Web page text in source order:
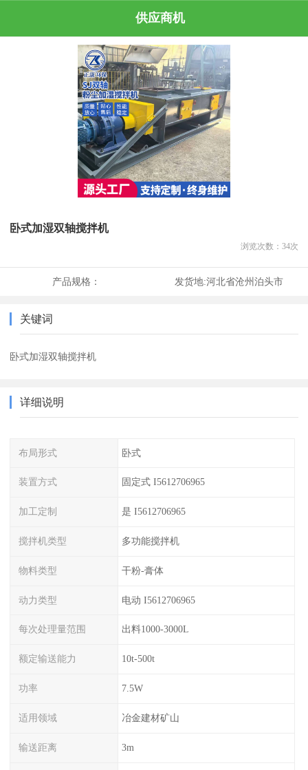
供应商机
卧式加湿双轴搅拌机
浏览次数： 34次
产品规格： 发货地:河北省沧州泊头市
关键词
卧式加湿双轴搅拌机
详细说明
布局形式 卧式
装置方式 固定式 I5612706965
加工定制 是 I5612706965
搅拌机类型 多功能搅拌机
物料类型 干粉-膏体
动力类型 电动 I5612706965
每次处理量范围 出料1000-3000L
额定输送能力 10t-500t
功率 7.5W
适用领域 冶金建材矿山
输送距离 3m